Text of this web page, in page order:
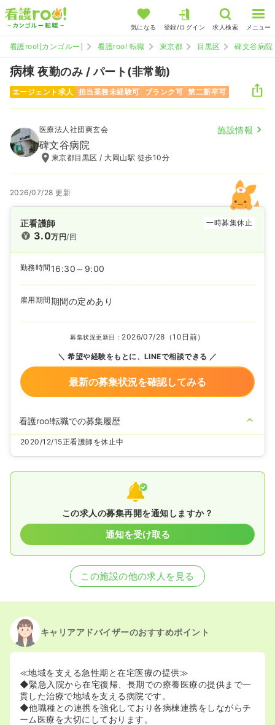
気になる 登録/ログイン 求人検索 メニュー
看護roo![カンゴルー] 看護roo! 転職 東京都 目黒区 碑文谷病院
病棟夜勤のみ / パート(非常勤)
エージェント求人 担当業務未経験可 ブランク可 第二新卒可
医療法人社団爽玄会 施設情報
碑文谷病院
東京都目黒区 / 大岡山駅 徒歩10分
2026/07/28 更新
正看護師 一時募集休止
3.0万円/回
勤務時間 16:30～9:00
雇用期間期間の定めあり
募集状況更新日： 2026/07/28（10日前）
希望や経験をもとに、LINEで相談できる
最新の募集状況を確認してみる
看護roo!転職での募集履歴
2020/12/15正看護師を休止中
この求人の募集再開を通知しますか？
通知を受け取る
この施設の他の求人を見る
キャリアアドバイザーのおすすめポイント
≪地域を支える急性期と在宅医療の提供≫
◆緊急入院から在宅復帰、長期での療養医療の提供まで一
貫した治療で地域を支える病院です。
◆他職種との連携を強化しており各病棟連携をしながらチ
ーム医療を大切にしております。